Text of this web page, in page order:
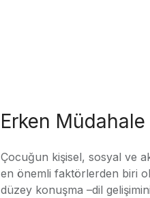
Erken Müdahale
Çocuğun kişisel, sosyal ve
en önemli faktörlerden biri
düzey konuşma –dil